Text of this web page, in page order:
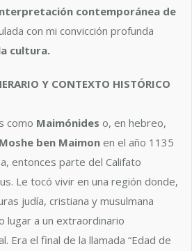
contemporánea de
con mi convicción profunda
cultura.
Y CONTEXTO HISTÓRICO
como Maimónides o, en hebreo,
Moshe ben Maimon en el año 1135
entonces parte del Califato
Le tocó vivir en una región donde,
judía, cristiana y musulmana
lugar a un extraordinario
Era el final de la llamada “Edad de